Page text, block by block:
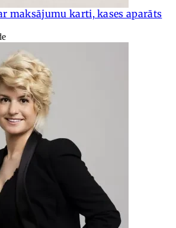
maksājumu karti, kases aparāts